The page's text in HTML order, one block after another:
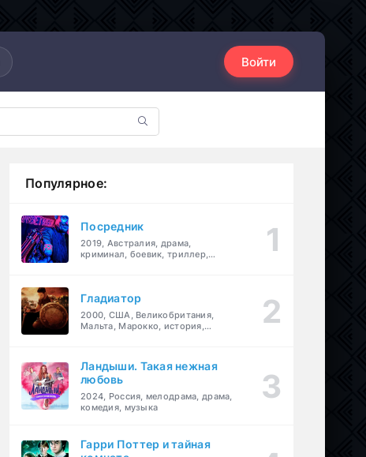
Войти
Популярное:
Посредник
2019, Австралия, драма,
криминал, боевик, триллер,
Гладиатор
2000, США, Великобритания,
Мальта, Марокко, история,
Ландыши. Такая нежная
любовь
2024, Россия, мелодрама, драма,
комедия, музыка
Гарри Поттер и тайная